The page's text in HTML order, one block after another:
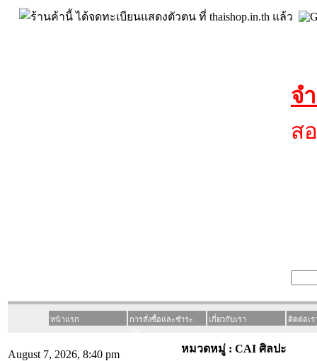
จ
ส
หน้าแรก
การสั่งซื้อและชำระ
เกี่ยวกับเรา ติดต่อเร
August 7, 2026, 8:40 pm หมวดหมู่ : CAI ศิลปะ